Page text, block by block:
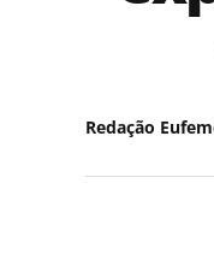
Redação